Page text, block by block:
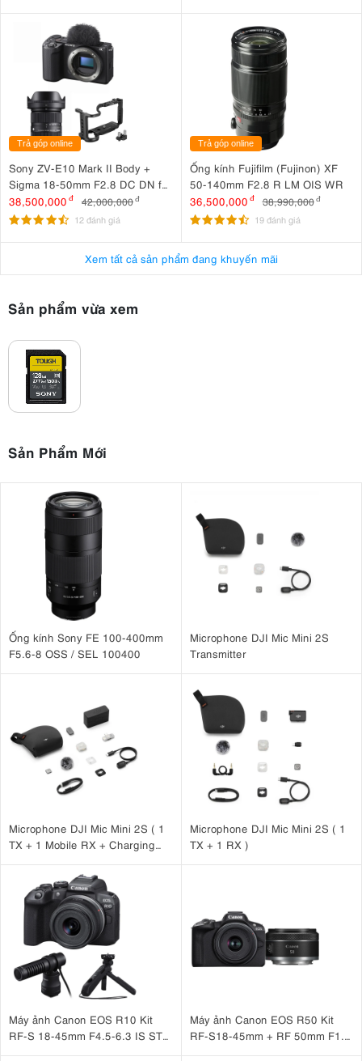
Trả góp online
Sony ZV-E10 Mark II Body +
Sigma 18-50mm F2.8 DC DN for
Sony + SmallRig Cage for Sony
ZV-E10 II 4867
38,500,000 đ 42,000,000đ
12 đánh giá
Trả góp online
Ống kính Fujifilm (Fujinon) XF
50-140mm F2.8 R LM OIS WR
36,500,000 đ 38,990,000 đ
19 đánh giá
Xem tất cả sản phẩm đang khuyến mãi
Sản phẩm vừa xem
Sản Phẩm Mới
Ống kính Sony FE 100-400mm
F5.6-8 OSS / SEL 100400
Microphone DJI Mic Mini 2S
Transmitter
Microphone DJI Mic Mini 2S ( 1
TX + 1 Mobile RX + Charging
Microphone DJI Mic Mini 2S ( 1
TX + 1 RX )
Máy ảnh Canon EOS R10 Kit
RF-S 18-45mm F4.5-6.3 IS STM
Máy ảnh Canon EOS R50 Kit
RF-S18-45mm + RF 50mm F1.8